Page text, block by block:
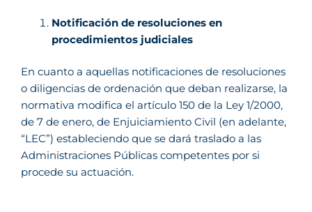
Notificación de resoluciones en
procedimientos judiciales
En cuanto a aquellas notificaciones de resoluciones
o diligencias de ordenación que deban realizarse, la
normativa modifica el artículo 150 de la Ley 1/2000,
de 7 de enero, de Enjuiciamiento Civil (en adelante,
“LEC”) estableciendo que se dará traslado a las
Administraciones Públicas competentes por si
procede su actuación.